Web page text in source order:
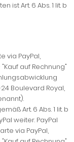
ist Art. 6 Abs. 1 lit. b
via PayPal,
auf Rechnung"
24 Boulevard Royal,
Art. 6 Abs. 1 lit. b
weiter. PayPal
via PayPal,